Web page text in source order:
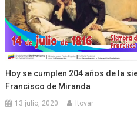
Hoy se cumplen 204 años de la
Francisco de Miranda
13 julio, 2020 ltovar